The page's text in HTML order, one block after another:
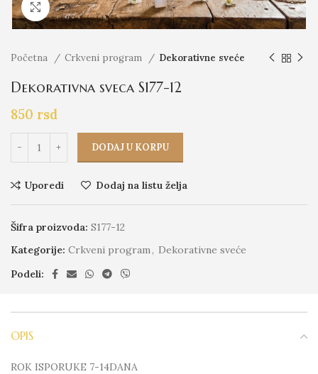
Click to enlarge
Početna Crkveni program Dekorativne sveće
Dekorativna sveca S177-12
850 rsd
DODAJ U KORPU
Uporedi Dodaj na listu želja
Šifra proizvoda: S177-12
Kategorije: Crkveni program, Dekorativne sveće
Podeli:
OPIS
ROK ISPORUKE 7-14DANA